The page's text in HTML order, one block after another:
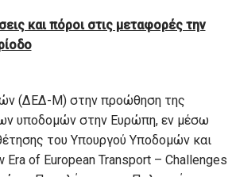
και πόροι στις μεταφορές την
(ΔΕΔ-Μ) στην προώθηση της
υποδομών στην Ευρώπη, εν μέσω
του Υπουργού Υποδομών και
of European Transport – Challenges